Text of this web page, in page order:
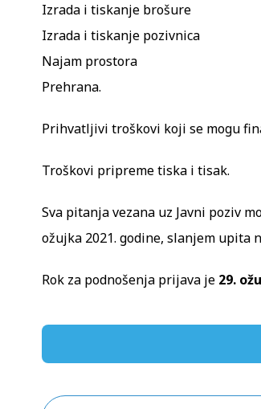
Izrada i tiskanje brošure
Izrada i tiskanje pozivnica
Najam prostora
Prehrana.
Prihvatljivi troškovi koji se mogu
Troškovi pripreme tiska i tisak.
Sva pitanja vezana uz Javni poziv
ožujka 2021. godine, slanjem upita
Rok za podnošenja prijava je 29.